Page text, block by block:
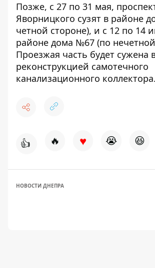
Позже, с 27 по 31 мая,
Яворницкого сузят в районе
четной стороне), и с 12 по 14
районе дома №67 (по
Проезжая часть будет сужена
реконструкцией самотечного
канализационного коллектора.
👍 🔥 ♥ 😭 😆
НОВОСТИ ДНЕПРА